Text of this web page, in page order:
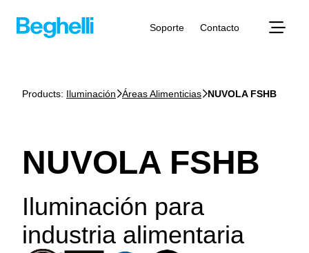
Soporte Contacto
Products: Iluminación Áreas Alimenticias NUVOLA FSHB
NUVOLA FSHB
Iluminación para
industria alimentaria